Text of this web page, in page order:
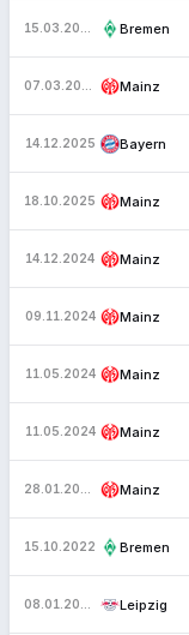
Bremen
Mainz
14.12.2025 Bayern
18.10.2025 Mainz
14.12.2024 Mainz
09.11.2024 Mainz
11.05.2024 Mainz
11.05.2024 Mainz
Mainz
15.10.2022 Bremen
Leipzig